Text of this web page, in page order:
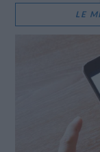
LE